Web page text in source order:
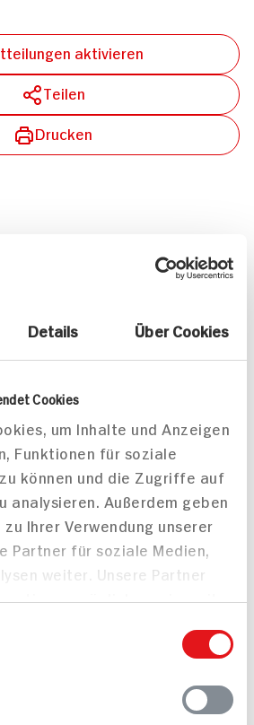
Details Über Cookies
Cookies
um Inhalte und Anzeigen
Funktionen für soziale
können und die Zugriffe auf
analysieren. Außerdem geben
Ihrer Verwendung unserer
Partner für soziale Medien,
weiter. Unsere Partner
möglicherweise mit
oder die sie im Rahmen
aktivieren
Teilen
Drucken
0.
Mehr
Kasseler in Dunkelbier-